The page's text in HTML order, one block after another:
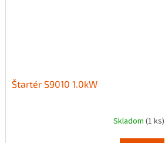
Štartér S9010 1.0kW
Skladom (1 ks)